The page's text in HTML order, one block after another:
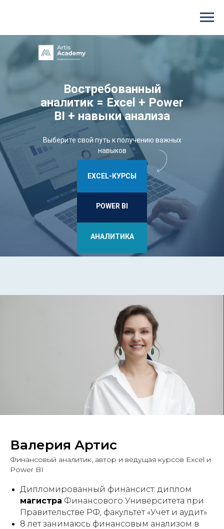
Востребованный
аналитик = Excel + Power
BI + навыки анализа
Выберите свой путь к получению важных
навыков
АНАЛИТИКА
POWER BI
EXCEL-КУРСЫ
Валерия Артис
Финансовый аналитик, автор и ведущая курсов Excel и
Power BI
Дипломированный финансист: диплом
магистра Финансового Университета при
Правительстве РФ, факультет «Учет и аудит»
8 лет занимаюсь финансовым анализом в